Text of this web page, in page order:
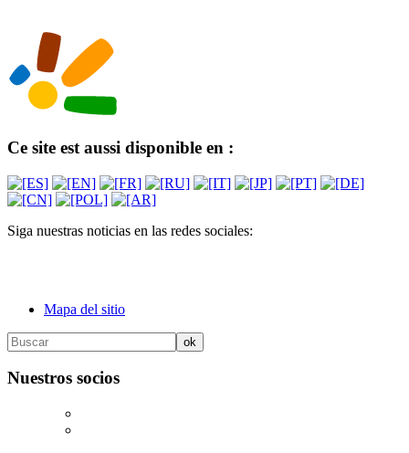
Ce site est aussi disponible en :
Siga nuestras noticias en las redes sociales:
Mapa del sitio
Nuestros socios